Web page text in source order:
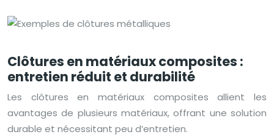
Clôtures en matériaux composites :
entretien réduit et durabilité
Les clôtures en matériaux composites allient les
avantages de plusieurs matériaux, offrant une solution
durable et nécessitant peu d’entretien.